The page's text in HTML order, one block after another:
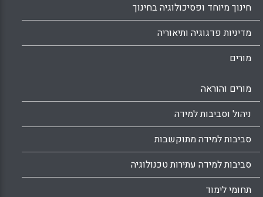
חינוך מיוחד ופסיכולוגיה בחינוך
מדיניות פדגוגיה ותיאוריה
מורים
מורים והוראה
ניהול וסביבות למידה
סביבות למידה מתוקשבות
סביבות למידה עתירות טכנולוגיה
תחומי לימוד